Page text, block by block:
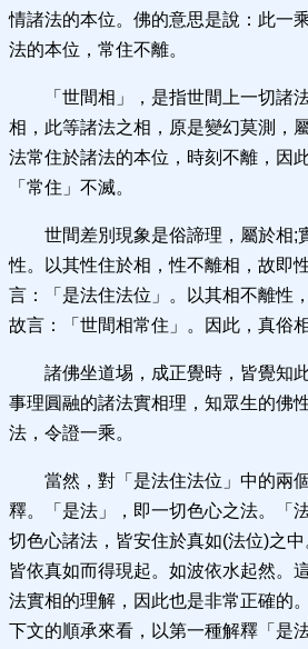
情諸法的本位。佛的意思是說：此一
法的本位，常住不離。
「世間相」，是指世間上一切諸
相，此等諸法之相，原是變幻莫測，
法常住於諸法的本位，時刻不離，因
「常住」不滅。
世間差別現象是俗諦理，屬於相;
性。以其性住於相，性不離相，故即
言：「是法住法位」。以其相不離性
故言：「世間相常住」。因此，真俗
諸佛坐道埸，成正覺時，皆覺知
事理圓融的諸法實相理，知眾生的佛
法，令證一乘。
當然，對「是法住法位」中的兩
釋。「是法」，即一切色心之法。「
切色心諸法，皆安住於真如(法位)之中
皆依真如而得現起。如波依水起然。
法實相的理解，因此也是非常正確的
下文的順承來看，以第一種解釋「是